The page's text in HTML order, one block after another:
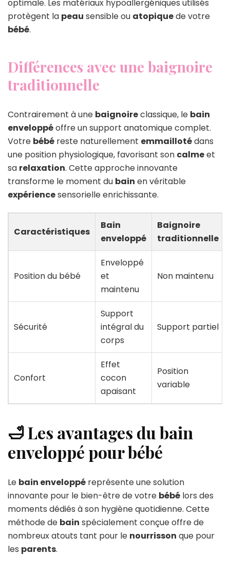
optimale. Les matériaux hypoallergéniques utilisés
protègent la peau sensible ou atopiquede votre
bébé.
Différences avec une baignoire
traditionnelle
Contrairement à une baignoireclassique, le bain
enveloppéoffre un support anatomique complet.
Votre bébé reste naturellement emmaillotédans
une position physiologique, favorisant son calmeet
sa relaxation. Cette approche innovante
transforme le moment du bain en véritable
expériencesensorielle enrichissante.
Caractéristiques
Bain
enveloppé
Baignoire
traditionnelle
Position du bébé
Enveloppé
et
maintenu
Non maintenu
Sécurité
Support
intégral du
corps
Support partiel
Confort
Effet
cocon
apaisant
Position
variable
🛁 Les avantages du bain
enveloppé pour bébé
Le bain enveloppé représente une solution
innovante pour le bien-être de votre bébé lors des
moments dédiés à son hygiène quotidienne. Cette
méthode de bain spécialement conçue offre de
nombreux atouts tant pour le nourrisson que pour
les parents.